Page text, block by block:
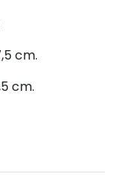
cm.
cm.